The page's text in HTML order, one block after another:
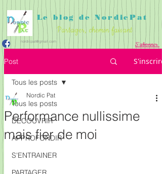
Le blog de NordicPat
Partager, chemin faisant
nordicpat@gmail.com S'abonner
S'ENTRAINER ELARGIR
Post S'inscrire
Tous les posts
DECOUVRIR
APPROFONDIR
S'ENTRAINER
Tous les posts
Performance nullissime
mais fier de moi
Nordic Pat